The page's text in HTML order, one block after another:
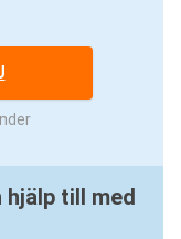
hjälp till med